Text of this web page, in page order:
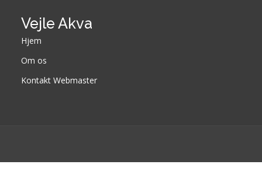
Vejle Akva
Hjem
Om os
Kontakt Webmaster